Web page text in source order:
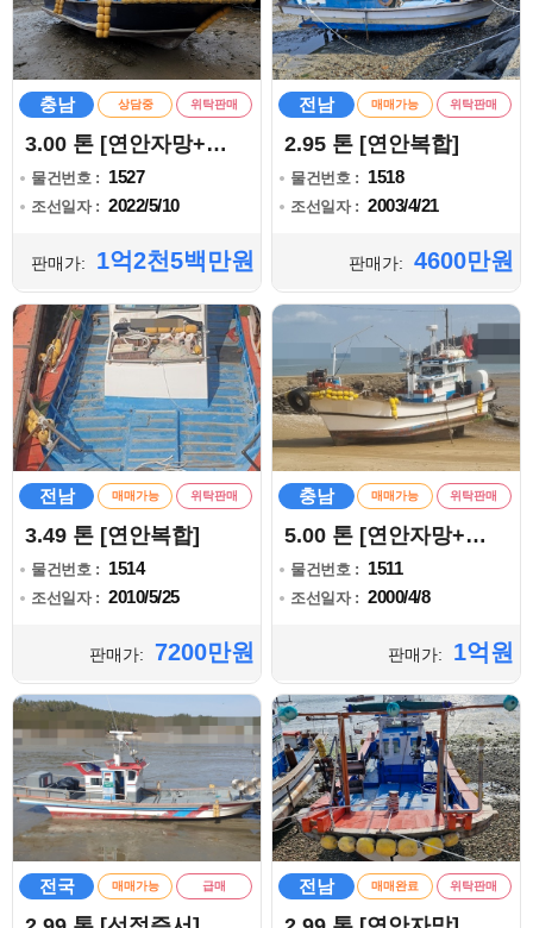
충남 상담중 위탁판매
3.00 톤 [연안자망+복합]
물건번호 : 1527
조선일자 : 2022/5/10
판매가: 1억2천5백만원
전남 매매가능 위탁판매
2.95 톤 [연안복합]
물건번호 : 1518
조선일자 : 2003/4/21
판매가: 4600만원
전남 매매가능 위탁판매
3.49 톤 [연안복합]
물건번호 : 1514
조선일자 : 2010/5/25
판매가: 7200만원
충남 매매가능 위탁판매
5.00 톤 [연안자망+복합]
물건번호 : 1511
조선일자 : 2000/4/8
판매가: 1억원
전국 매매가능 급매 전남 매매완료 위탁판매